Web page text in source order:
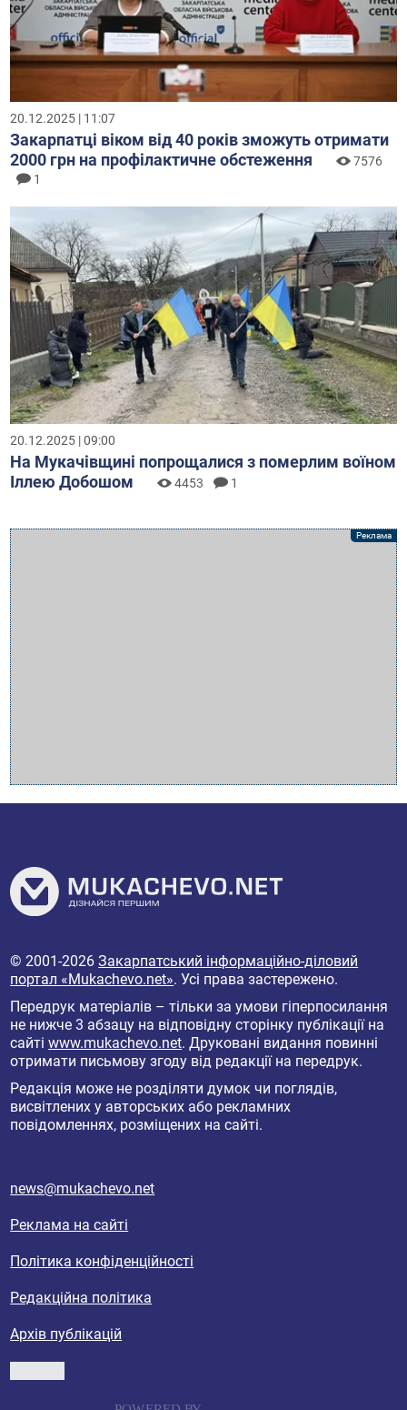
20.12.2025 | 11:07
Закарпатці віком від 40 років зможуть отримати
2000 грн на профілактичне обстеження
7576
1
20.12.2025 | 09:00
На Мукачівщині попрощалися з померлим воїном
Іллею Добошом
4453 1
© 2001-2026Закарпатський інформаційно-діловий
портал «Mukachevo.net». Усі права застережено.
Передрук матеріалів – тільки за умови гіперпосилання
не нижче 3 абзацу на відповідну сторінку публікації на
сайтіwww.mukachevo.net. Друковані видання повинні
отримати письмову згоду від редакції на передрук.
Редакція може не розділяти думок чи поглядів,
висвітлених у авторських або рекламних
повідомленнях, розміщених на сайті.
news@mukachevo.net
Реклама на сайті
Політика конфіденційності
Редакційна політика
Архів публікацій